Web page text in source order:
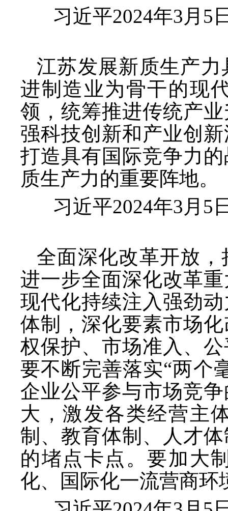
习近平2024年3月5
江苏发展新质生产
进制造业为骨干的现
领，统筹推进传统产
强科技创新和产业创
打造具有国际竞争力
质生产力的重要阵地。
习近平2024年3月5
全面深化改革开放
进一步全面深化改革
现代化持续注入强劲
体制，深化要素市场
权保护、市场准入、
要不断完善落实“两个
企业公平参与市场竞
大，激发各类经营主
制、教育体制、人才
的堵点卡点。要加大
化、国际化一流营商环